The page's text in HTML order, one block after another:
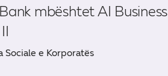
mbështet AI Business
Sociale e Korporatës